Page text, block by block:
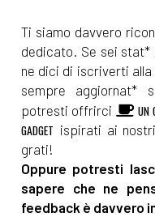
Ti siamo davvero
dedicato. Se sei stat*
ne dici di iscriverti alla
sempre aggiornat*
potresti offrirci
UN
GADGET ispirati ai
grati!
Oppure potresti
sapere che ne
feedback è davvero